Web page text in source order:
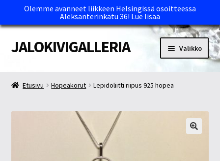
Olemme avanneet liikkeen Helsingissä osoitteessa
Aleksanterinkatu 36! Lue lisää
Siirry
navigointiin
Siirry
sisältöön
JALOKIVIGALLERIA Valikko
Maksutavat ja Tärkeää tietää
Etusivu Hopeakorut Lepidoliitti riipus 925 hopea